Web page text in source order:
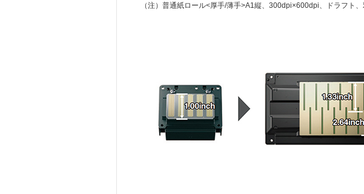
（注） 普通紙ロール<厚手/薄手>A1縦、300dpi×600dpi、ドラフト、